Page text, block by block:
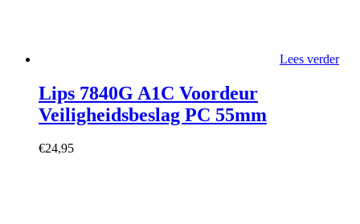
Lees verder
Lips 7840G A1C Voordeur
Veiligheidsbeslag PC 55mm
€24,95